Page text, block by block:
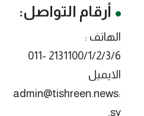
أرقام التواصل:
الهاتف :
2131100/1/2/3/6 -011
الايميل
:admin@tishreen.news
.sy